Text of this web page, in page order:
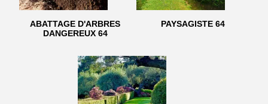
ABATTAGE D'ARBRES
DANGEREUX 64
PAYSAGISTE 64